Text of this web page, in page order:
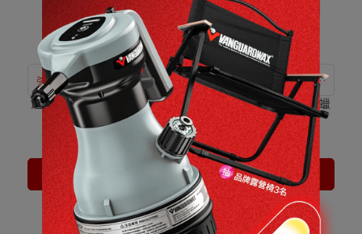
強勁撥水性，擋風玻璃超清
晰
超級防護 石墨烯玻璃撥水
鍍膜劑
已銷售：291
NT$480
加入購物車
雙重結合效果加倍，打造頂
級鍍膜蠟
超級防護 石墨烯鍍膜車蠟
全車色系
已銷售：80
NT$1,500
加入購物車